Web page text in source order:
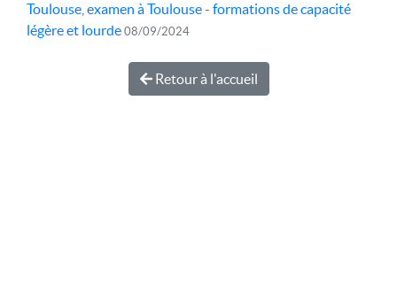
Toulouse, examen à Toulouse - formations de capacité
légère et lourde 08/09/2024
Retour à l'accueil